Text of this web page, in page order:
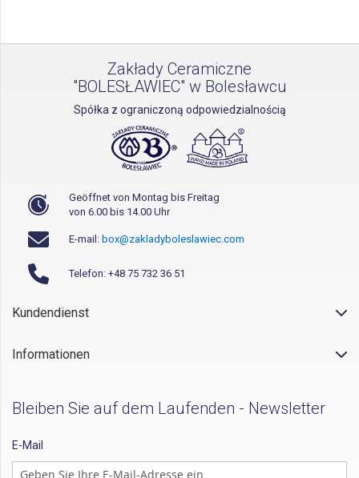
Zakłady Ceramiczne
"BOLESŁAWIEC" w Bolesławcu
Spółka z ograniczoną odpowiedzialnością
Geöffnet von Montag bis Freitag
von 6.00 bis 14.00 Uhr
E-mail: box@zakladyboleslawiec.com
Telefon: +48 75 732 36 51
Kundendienst
Informationen
Bleiben Sie auf dem Laufenden - Newsletter
E-Mail